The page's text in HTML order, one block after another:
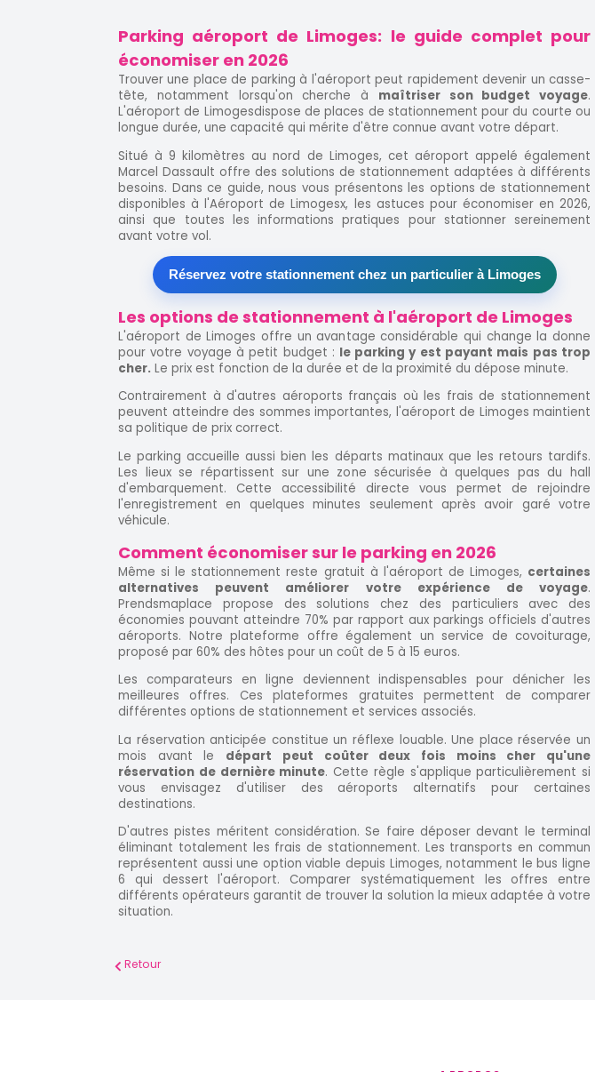
Parking aéroport de Limoges: le guide complet pour
économiser en 2026
Trouver une place de parking à l'aéroport peut rapidement devenir un casse-
tête, notamment lorsqu'on cherche à maîtriser son budget voyage.
L'aéroport de Limogesdispose de places de stationnement pour du courte ou
longue durée, une capacité qui mérite d'être connue avant votre départ.
Situé à 9 kilomètres au nord de Limoges, cet aéroport appelé également
Marcel Dassault offre des solutions de stationnement adaptées à différents
besoins. Dans ce guide, nous vous présentons les options de stationnement
disponibles à l'Aéroport de Limogesx, les astuces pour économiser en 2026,
ainsi que toutes les informations pratiques pour stationner sereinement
avant votre vol.
Réservez votre stationnement chez un particulier à Limoges
Les options de stationnement à l'aéroport de Limoges
L'aéroport de Limoges offre un avantage considérable qui change la donne
pour votre voyage à petit budget : le parking y est payant mais pas trop
cher. Le prix est fonction de la durée et de la proximité du dépose minute.
Contrairement à d'autres aéroports français où les frais de stationnement
peuvent atteindre des sommes importantes, l'aéroport de Limoges maintient
sa politique de prix correct.
Le parking accueille aussi bien les départs matinaux que les retours tardifs.
Les lieux se répartissent sur une zone sécurisée à quelques pas du hall
d'embarquement. Cette accessibilité directe vous permet de rejoindre
l'enregistrement en quelques minutes seulement après avoir garé votre
véhicule.
Comment économiser sur le parking en 2026
Même si le stationnement reste gratuit à l'aéroport de Limoges, certaines
alternatives peuvent améliorer votre expérience de voyage.
Prendsmaplace propose des solutions chez des particuliers avec des
économies pouvant atteindre 70% par rapport aux parkings officiels d'autres
aéroports. Notre plateforme offre également un service de covoiturage,
proposé par 60% des hôtes pour un coût de 5 à 15 euros.
Les comparateurs en ligne deviennent indispensables pour dénicher les
meilleures offres. Ces plateformes gratuites permettent de comparer
différentes options de stationnement et services associés.
La réservation anticipée constitue un réflexe louable. Une place réservée un
mois avant le départ peut coûter deux fois moins cher qu'une
réservation de dernière minute. Cette règle s'applique particulièrement si
vous envisagez d'utiliser des aéroports alternatifs pour certaines
destinations.
D'autres pistes méritent considération. Se faire déposer devant le terminal
éliminant totalement les frais de stationnement. Les transports en commun
représentent aussi une option viable depuis Limoges, notamment le bus ligne
6 qui dessert l'aéroport. Comparer systématiquement les offres entre
différents opérateurs garantit de trouver la solution la mieux adaptée à votre
situation.
Retour